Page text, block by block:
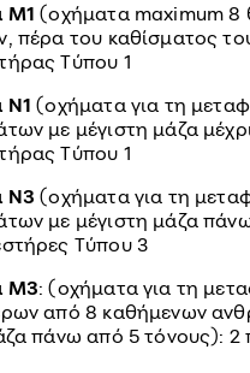
Μ1 (οχήματα maximum 8
πέρα του καθίσματος
Τύπου 1
Ν1 (οχήματα για τη
με μέγιστη μάζα
Τύπου 1
Ν3 (οχήματα για τη
με μέγιστη μάζα
Τύπου 3
Μ3: (οχήματα για τη
από 8 καθήμενων
πάνω από 5 τόνους): 2